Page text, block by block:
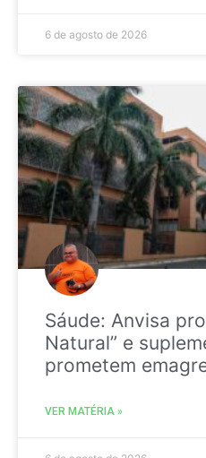
6 de agosto de 2026
Sáude: Anvisa
Natural” e
prometem
VER MATÉRIA »